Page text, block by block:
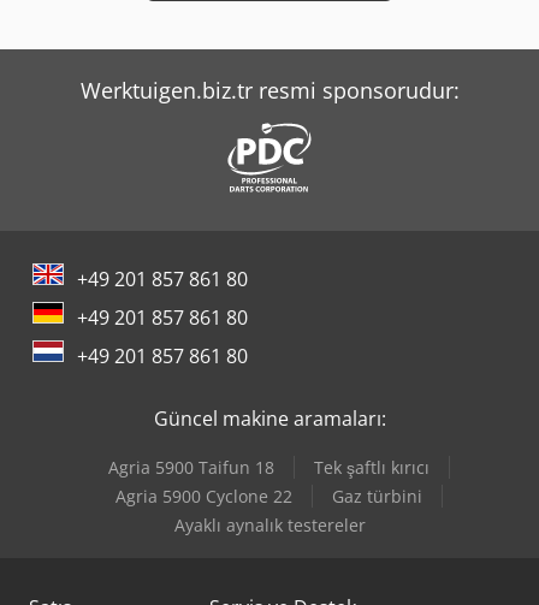
Werktuigen.biz.tr resmi sponsorudur:
+49 201 857 861 80
+49 201 857 861 80
+49 201 857 861 80
Güncel makine aramaları:
Agria 5900 Taifun 18
Tek şaftlı kırıcı
Agria 5900 Cyclone 22
Gaz türbini
Ayaklı aynalık testereler